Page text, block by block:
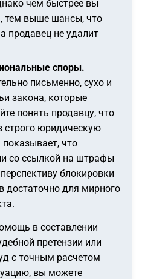
чем быстрее вы
тем выше шансы, что
продавец не удалит
споры.
письменно, сухо и
закона, которые
понять продавцу, что
строго юридическую
что
со ссылкой на штрафы
блокировки
достаточно для мирного
в составлении
претензии или
с точным расчетом
вы можете